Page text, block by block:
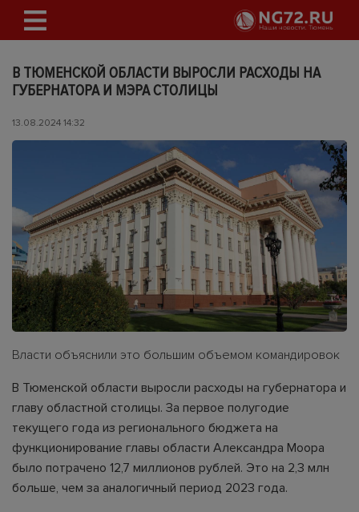
В ТЮМЕНСКОЙ ОБЛАСТИ ВЫРОСЛИ РАСХОДЫ НА
ГУБЕРНАТОРА И МЭРА СТОЛИЦЫ
13.08.2024 14:32
Власти объяснили это большим объемом командировок
В Тюменской области выросли расходы на губернатора и
главу областной столицы. За первое полугодие
текущего года из регионального бюджета на
функционирование главы области Александра Моора
было потрачено 12,7 миллионов рублей. Это на 2,3 млн
больше, чем за аналогичный период 2023 года.